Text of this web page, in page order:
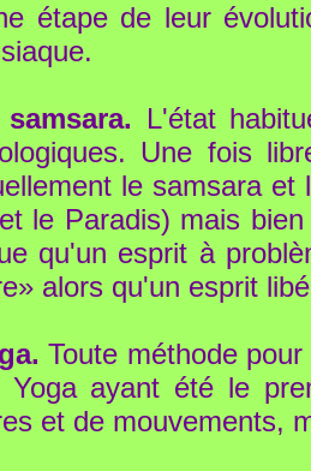
étape de leur
L'état
Une fois
le samsara
le Paradis) mais
qu'un esprit à
alors qu'un esprit
Toute méthode
Yoga ayant été le
et de mouvements,